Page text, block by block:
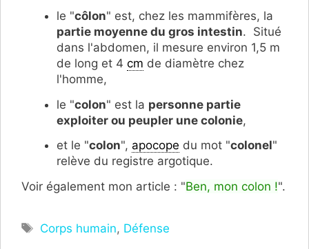
le "côlon" est, chez les mammifères, la
partie moyenne du gros intestin. Situé
dans l'abdomen, il mesure environ 1,5 m
de long et 4 cm de diamètre chez
l'homme,
le "colon" est la personne partie
exploiter ou peupler une colonie,
et le "colon", apocope du mot "colonel"
relève du registre argotique.
Voir également mon article : "Ben, mon colon !".
Étiquettes
Corps humain, Défense